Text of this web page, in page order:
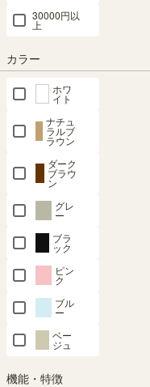
30000円以
上
カラー
ホワ
イト
ナチュ
ラルブ
ラウン
ダーク
ブラウ
ン
グレ
ー
ブラ
ック
ピン
ク
ブル
ー
ベー
ジュ
機能・特徴
予定日:
※在庫状況、実際の詳細な住
在庫あり